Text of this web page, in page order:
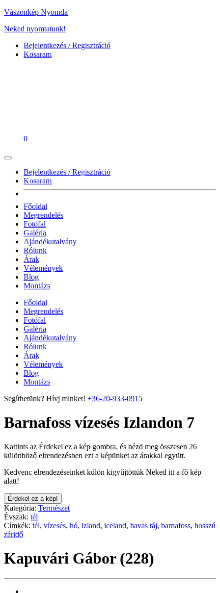
Vászonkép Nyomda
Neked nyomtatunk!
Bejelentkezés / Regisztráció
Kosaram
0
Bejelentkezés / Regisztráció
Kosaram
Főoldal
Megrendelés
Fotófal
Galéria
Ajándékutalvány
Rólunk
Árak
Vélemények
Blog
Montázs
Főoldal
Megrendelés
Fotófal
Galéria
Ajándékutalvány
Rólunk
Árak
Vélemények
Blog
Montázs
Segíthetünk? Hívj minket! +36-20-933-0915
Barnafoss vízesés Izlandon 7
Kattints az Érdekel ez a kép gombra, és nézd meg összesen 26
különböző elrendezésben ezt a képünket az árakkal együtt.
Kedvenc elrendezéseinket külön kigyűjtöttük Neked itt a fő kép
alatt!
Érdekel ez a kép!
Kategória: Természet
Évszak: tél
Címkék: tél, vízesés, hó, izland, iceland, havas táj, barnafoss, hosszú
záridő
Kapuvári Gábor (228)